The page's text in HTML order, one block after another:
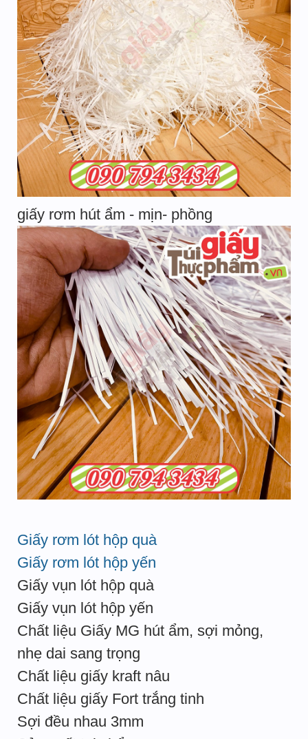
giấy rơm hút ẩm - mịn- phồng
Giấy rơm lót hộp quà
Giấy rơm lót hộp yến
Giấy vụn lót hộp quà
Giấy vụn lót hộp yến
Chất liệu Giấy MG hút ẩm, sợi mỏng,
nhẹ dai sang trọng
Chất liệu giấy kraft nâu
Chất liệu giấy Fort trắng tinh
Sợi đều nhau 3mm